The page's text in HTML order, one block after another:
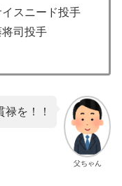
スニード投手
司投手
父ちゃん
を！！